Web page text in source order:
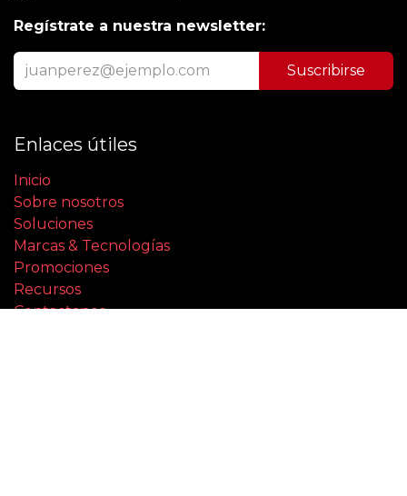
Regístrate a nuestra newsletter:
Suscribirse
Enlaces útiles
Inicio
Sobre nosotros
Soluciones
Marcas & Tecnologías
Promociones
Recursos
Contactanos